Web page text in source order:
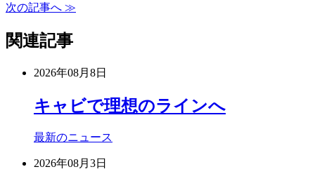
次の記事へ ≫
関連記事
2026年08月8日
キャビで理想のラインへ
最新のニュース
2026年08月3日